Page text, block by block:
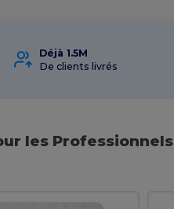
Déjà 1.5M
De clients livrés
les Professionnels